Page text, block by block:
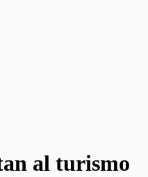
al turismo